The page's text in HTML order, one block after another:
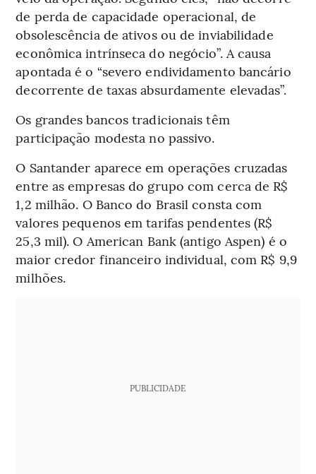
de perda de capacidade operacional, de
obsolescência de ativos ou de inviabilidade
econômica intrínseca do negócio”. A causa
apontada é o “severo endividamento bancário
decorrente de taxas absurdamente elevadas”.
Os grandes bancos tradicionais têm
participação modesta no passivo.
O Santander aparece em operações cruzadas
entre as empresas do grupo com cerca de R$
1,2 milhão. O Banco do Brasil consta com
valores pequenos em tarifas pendentes (R$
25,3 mil). O American Bank (antigo Aspen) é o
maior credor financeiro individual, com R$ 9,9
milhões.
PUBLICIDADE